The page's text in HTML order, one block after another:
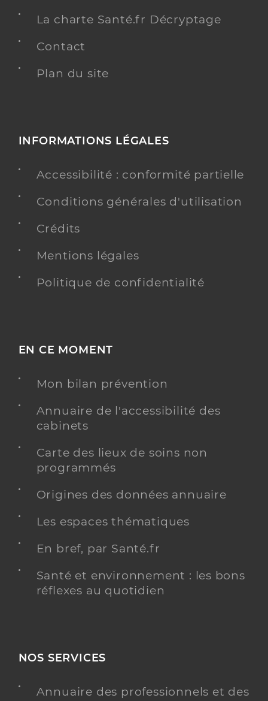
La charte Santé.fr Décryptage
Contact
Plan du site
INFORMATIONS LÉGALES
Accessibilité : conformité partielle
Conditions générales d'utilisation
Crédits
Mentions légales
Politique de confidentialité
EN CE MOMENT
Mon bilan prévention
Annuaire de l'accessibilité des
cabinets
Carte des lieux de soins non
programmés
Origines des données annuaire
Les espaces thématiques
En bref, par Santé.fr
Santé et environnement : les bons
réflexes au quotidien
NOS SERVICES
Annuaire des professionnels et des